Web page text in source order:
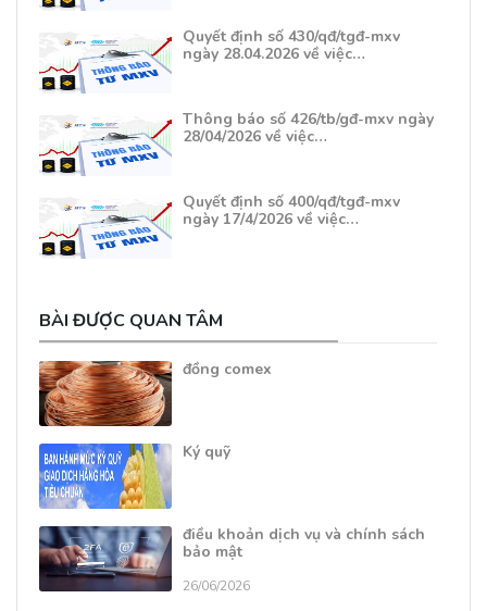
Quyết định số 430/qđ/tgđ-mxv
ngày 28.04.2026 về việc…
Thông báo số 426/tb/gđ-mxv ngày
28/04/2026 về việc…
Quyết định số 400/qđ/tgđ-mxv
ngày 17/4/2026 về việc…
BÀI ĐƯỢC QUAN TÂM
đồng comex
Ký quỹ
điều khoản dịch vụ và chính sách
bảo mật
26/06/2026